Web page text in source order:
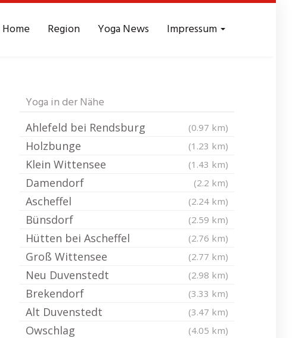
Home Region Yoga News Impressum
Yoga in der Nähe
Ahlefeld bei Rendsburg (0.97 km)
Holzbunge (1.23 km)
Klein Wittensee (1.43 km)
Damendorf (2.2 km)
Ascheffel (2.24 km)
Bünsdorf (2.59 km)
Hütten bei Ascheffel (2.76 km)
Groß Wittensee (2.77 km)
Neu Duvenstedt (2.98 km)
Brekendorf (3.33 km)
Alt Duvenstedt (3.47 km)
Owschlag (4.05 km)